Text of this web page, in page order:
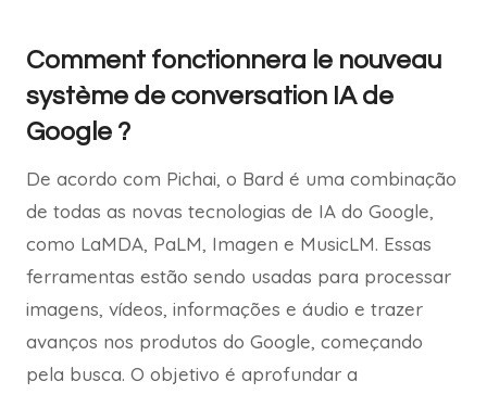
Comment fonctionnera le nouveau
système de conversation IA de
Google ?
De acordo com Pichai, o Bard é uma combinação
de todas as novas tecnologias de IA do Google,
como LaMDA, PaLM, Imagen e MusicLM. Essas
ferramentas estão sendo usadas para processar
imagens, vídeos, informações e áudio e trazer
avanços nos produtos do Google, começando
pela busca. O objetivo é aprofundar a